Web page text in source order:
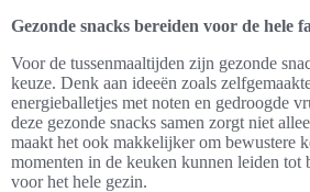
Gezonde snacks bereiden voor de hele
Voor de tussenmaaltijden zijn gezonde
keuze. Denk aan ideeën zoals
energieballetjes met noten en gedroogde
deze gezonde snacks samen zorgt niet
maakt het ook makkelijker om bewustere
momenten in de keuken kunnen leiden tot
voor het hele gezin.